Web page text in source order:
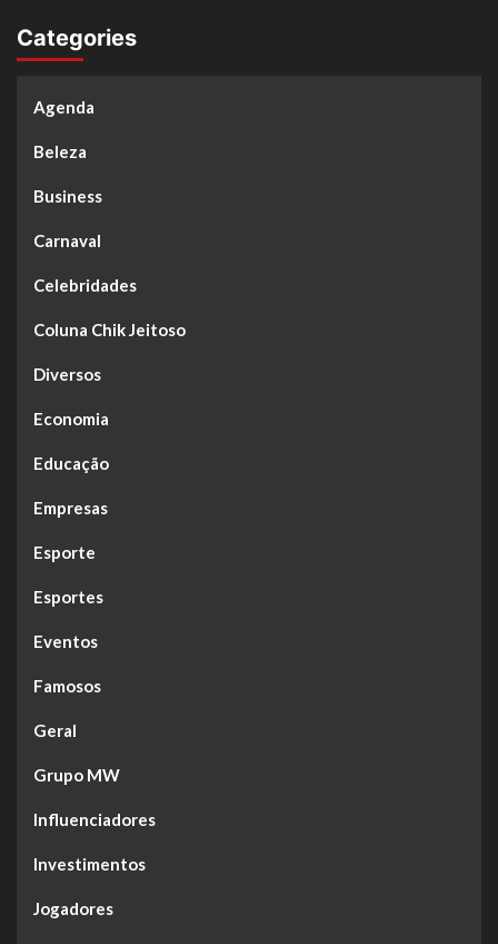
Categories
Agenda
Beleza
Business
Carnaval
Celebridades
Coluna Chik Jeitoso
Diversos
Economia
Educação
Empresas
Esporte
Esportes
Eventos
Famosos
Geral
Grupo MW
Influenciadores
Investimentos
Jogadores